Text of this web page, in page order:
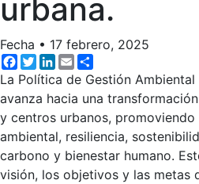
urbana.
Fecha • 17 febrero, 2025
Facebook
TwitterLinkedIn
Email
La Política de Gestión
avanza hacia una
y centros urbanos, promoviendo
ambiental, resiliencia,
carbono y bienestar humano.
visión, los objetivos y las metas